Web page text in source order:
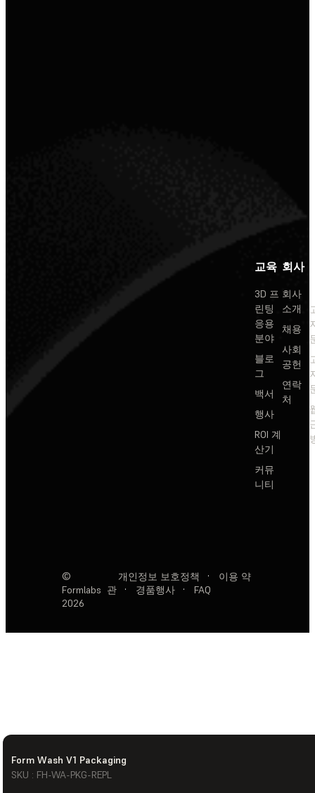
Form Wash V1 Packaging
SKU : FH-WA-PKG-REPL
교육
3D 프
린팅
응용
분야
블로
그
백서
행사
ROI 계
산기
커뮤
니티
회사
회사
소개
채용
사회
공헌
연락
처
©
Formlabs
2026
개인정보 보호정책 ·
이용 약
관
· 경품행사 · FAQ